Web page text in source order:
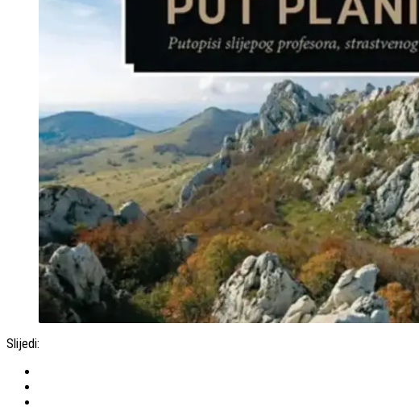
Slijedi: